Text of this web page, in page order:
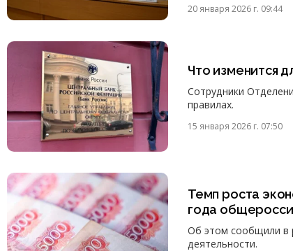
20 января 2026 г. 09:44
Что изменится
Сотрудники
правилах.
15 января 2026 г. 07:50
Темп роста
года
Об этом сообщили в
деятельности.